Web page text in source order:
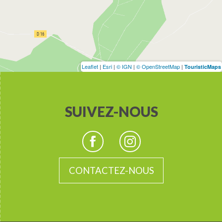
Leaflet | Esri | © IGN | © OpenStreetMap | TouristicMaps
SUIVEZ-NOUS
CONTACTEZ-NOUS